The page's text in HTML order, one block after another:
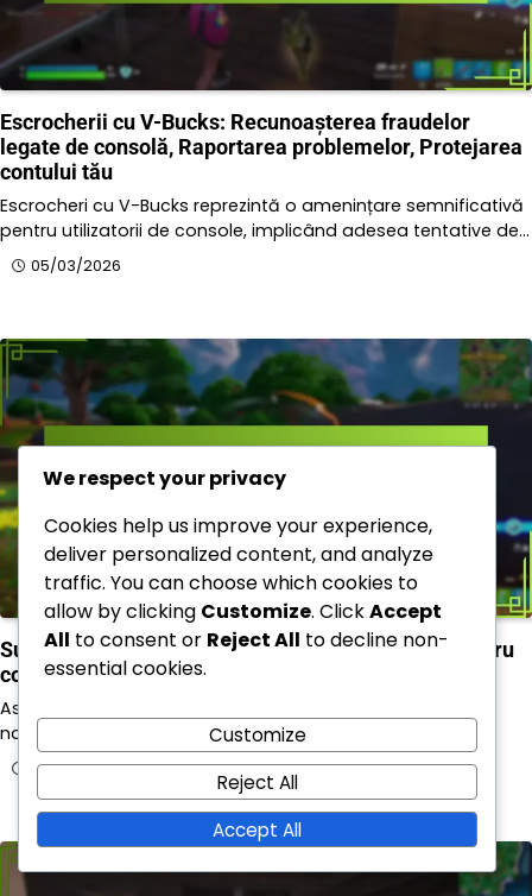
Escrocherii cu V-Bucks: Recunoașterea fraudelor
legate de consolă, Raportarea problemelor, Protejarea
contului tău
Escrocheri cu V-Bucks reprezintă o amenințare semnificativă
pentru utilizatorii de console, implicând adesea tentative de…
05/03/2026
Suport V-Bucks: Contactarea serviciului clienți pentru
consolă, Întrebări frecvente, Resurse online
Asistența V-Bucks este aici pentru a ajuta jucătorii să
navigheze prin problemele legate de V-Bucks,…
09/03/2026
We respect your privacy
Cookies help us improve your experience,
deliver personalized content, and analyze
traffic. You can choose which cookies to
allow by clicking Customize. ClickAccept
All to consent or Reject All to decline non-
essential cookies.
Customize
Reject All
Accept All